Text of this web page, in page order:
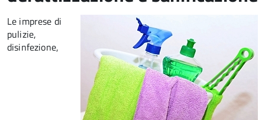
Le imprese di
pulizie,
disinfezione,